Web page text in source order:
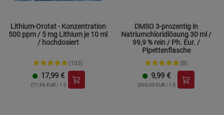
Lithium-Orotat - Konzentration
500 ppm / 5 mg Lithium je 10 ml
/ hochdosiert
(103)
17,99 €
(71,96 EUR / 1 l)
DMSO 3-prozentig in
Natriumchloridlösung 30 ml /
99,9 % rein / Ph. Eur. /
Pipettenflasche
(8)
9,99 €
(333,00 EUR / 1 l)